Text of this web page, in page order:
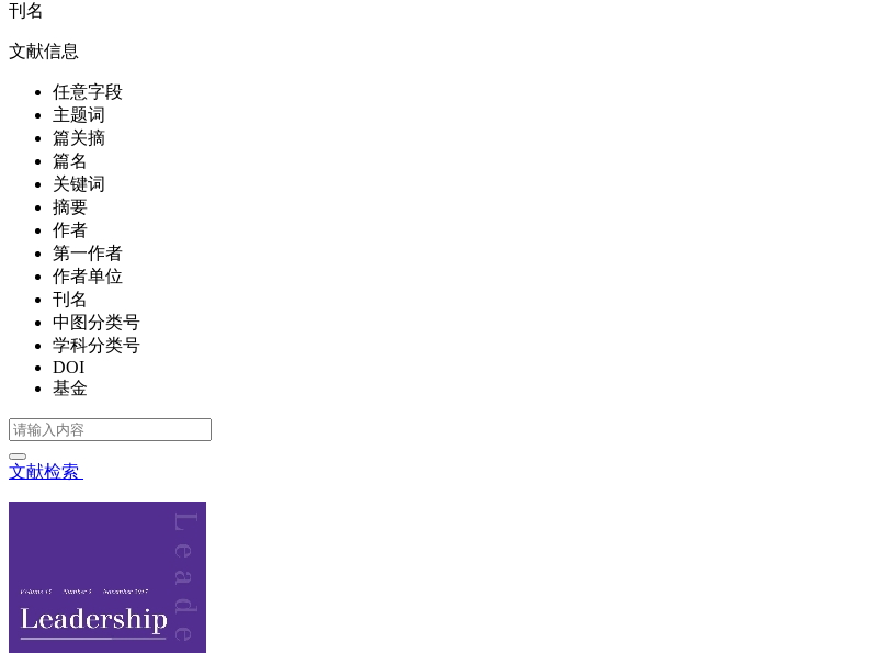
刊名
文献信息
任意字段
主题词
篇关摘
篇名
关键词
摘要
作者
第一作者
作者单位
刊名
中图分类号
学科分类号
DOI
基金
文献检索